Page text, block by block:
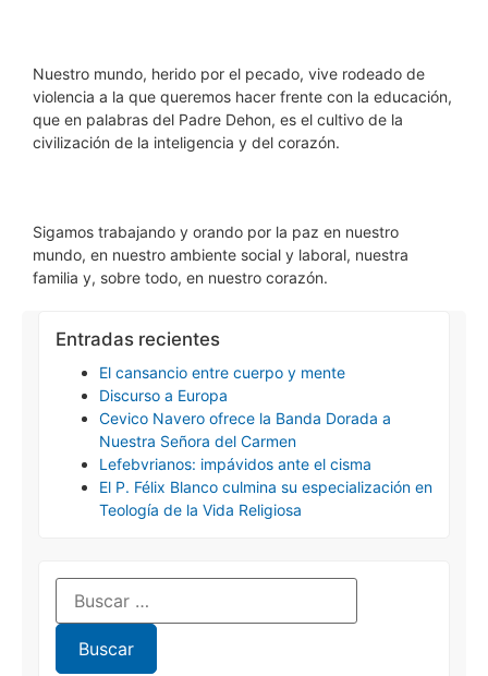
Nuestro mundo, herido por el pecado, vive rodeado de
violencia a la que queremos hacer frente con la educación,
que en palabras del Padre Dehon, es el cultivo de la
civilización de la inteligencia y del corazón.
Sigamos trabajando y orando por la paz en nuestro
mundo, en nuestro ambiente social y laboral, nuestra
familia y, sobre todo, en nuestro corazón.
Entradas recientes
El cansancio entre cuerpo y mente
Discurso a Europa
Cevico Navero ofrece la Banda Dorada a
Nuestra Señora del Carmen
Lefebvrianos: impávidos ante el cisma
El P. Félix Blanco culmina su especialización en
Teología de la Vida Religiosa